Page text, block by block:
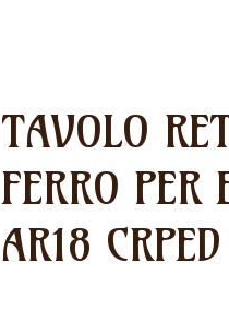
TAVOLO
FERRO PER
AR18